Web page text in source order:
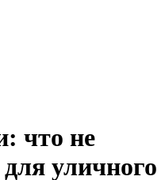
что не
уличного